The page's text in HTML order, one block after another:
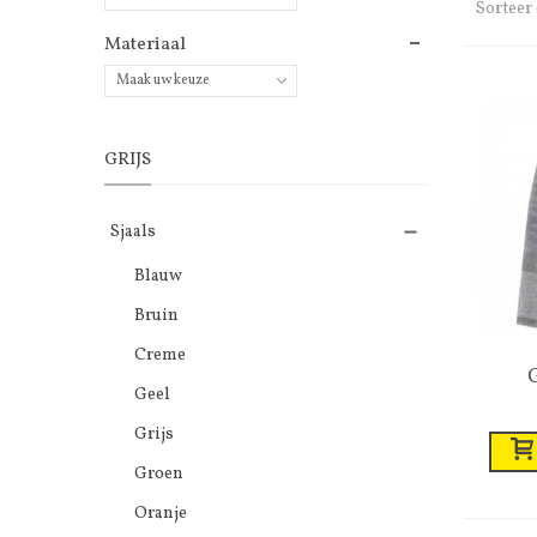
Materiaal
Maak uw keuze
GRIJS
Sjaals
Blauw
Bruin
Creme
Geel
Grijs
Groen
Oranje
Sorteer